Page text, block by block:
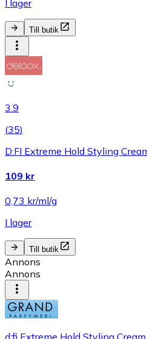
I lager
Till butik
3.9
(35)
D:FI Extreme Hold Styling
109 kr
0,73 kr/ml/g
I lager
Till butik
Annons
Annons